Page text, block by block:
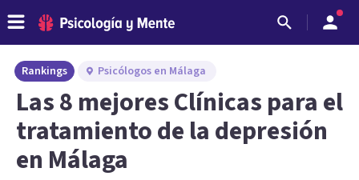
Rankings Psicólogos en Málaga
Las 8 mejores Clínicas para el
tratamiento de la depresión
en Málaga